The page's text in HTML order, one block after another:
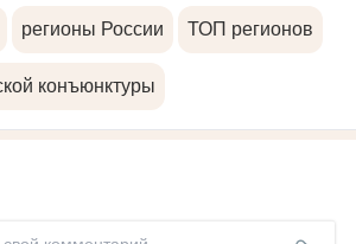
регионы России ТОП регионов
конъюнктуры